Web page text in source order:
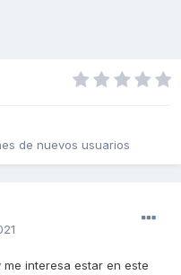
de nuevos usuarios
interesa estar en este